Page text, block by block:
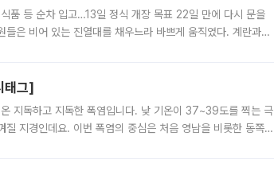
품 등 순차 입고…13일 정식 개장 목표 22일 만에 다시 문을
은 비어 있는 진열대를 채우느라 바쁘게 움직였다. 계란과
태그]
온 지독하고 지독한 폭염입니다. 낮 기온이 37~39도를 찍는 극
지경인데요. 이번 폭염의 중심은 처음 영남을 비롯한 동쪽